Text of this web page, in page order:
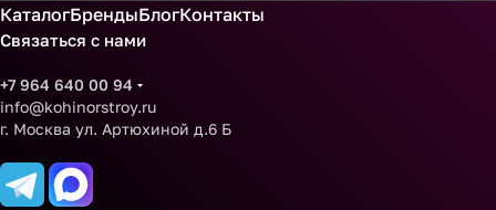
КаталогБрендыБлогКонтакты
Связаться с нами
+7 964 640 00 94
info@kohinorstroy.ru
г. Москва ул. Артюхиной д.6 Б